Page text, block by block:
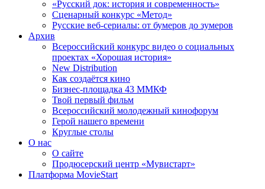
«Русский док: история и современность»
Сценарный конкурс «Метод»
Русские веб-сериалы: от бумеров до зумеров
Архив
Всероссийский конкурс видео о социальных
проектах «Хорошая история»
New Distribution
Как создаётся кино
Бизнес-площадка 43 ММКФ
Твой первый фильм
Всероссийский молодежный кинофорум
Герой нашего времени
Круглые столы
О нас
О сайте
Продюсерский центр «Мувистарт»
Платформа MovieStart